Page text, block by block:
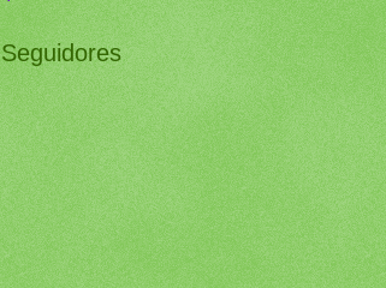
Seguidores